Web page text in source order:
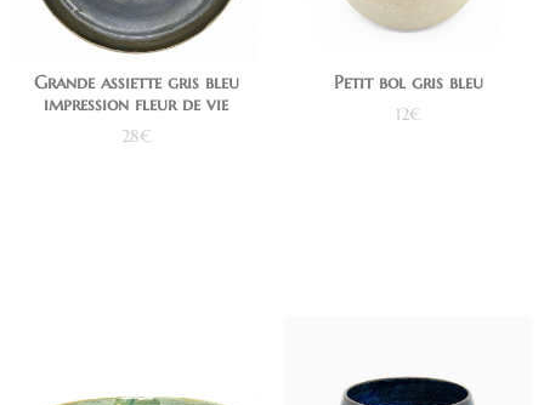
Grande assiette gris bleu
impression fleur de vie
28€
Petit bol gris bleu
12€